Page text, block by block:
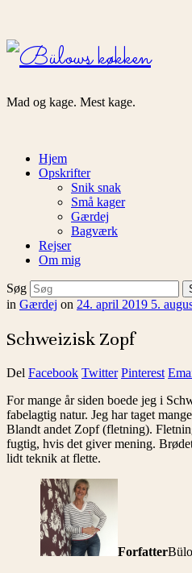
Bülows
køkken
Mad og kage. Mest kage.
Hjem
Opskrifter
Snik snak
Små kager
Gærdej
Bagværk
Rejser
Om mig
Søg
in Gærdej on 24. april 2019 5.
Schweizisk Zopf
Del Facebook Twitter Pinterest
For mange år siden boede jeg i
fabelagtig natur. Jeg har taget
Blandt andet Zopf (fletning).
fugtig, hvis det giver mening.
lidt teknik at flette.
Forfatter